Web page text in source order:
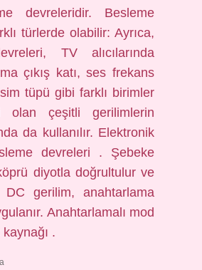
devreleridir. Besleme
türlerde olabilir: Ayrıca,
TV alıcılarında
çıkış katı, ses frekans
tüpü gibi farklı birimler
olan çeşitli gerilimlerin
da kullanılır. Elektronik
devreleri . Şebeke
diyotla doğrultulur ve
gerilim, anahtarlama
Anahtarlamalı mod
.